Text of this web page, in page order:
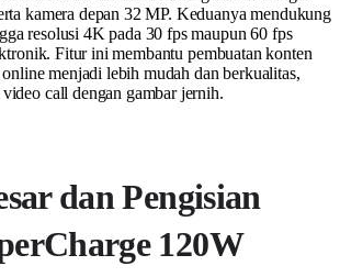
kamera depan 32 MP. Keduanya mendukung
resolusi 4K pada 30 fps maupun 60 fps
Fitur ini membantu pembuatan konten
menjadi lebih mudah dan berkualitas,
call dengan gambar jernih.
dan Pengisian
120W